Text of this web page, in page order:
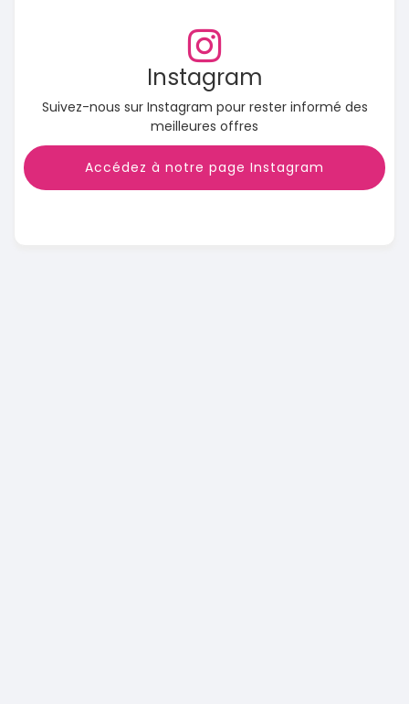
Instagram
Suivez-nous sur Instagram pour rester informé des
meilleures offres
Accédez à notre page Instagram